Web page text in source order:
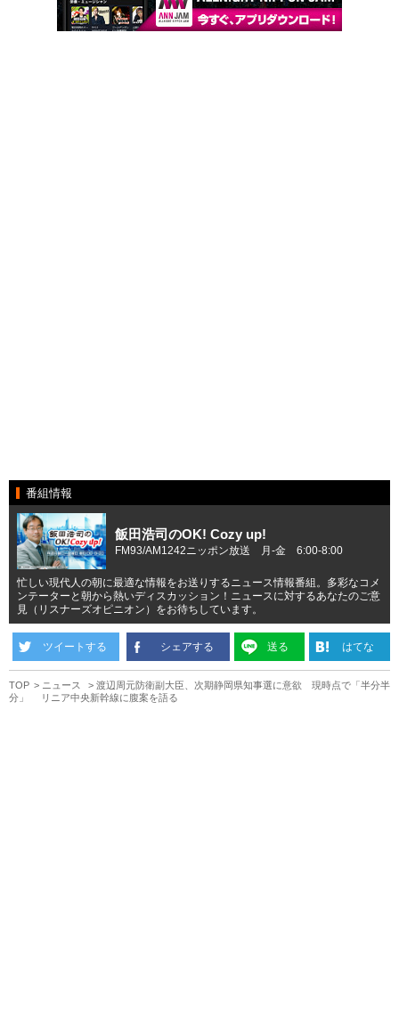
番組情報
飯田浩司のOK! Cozy up!
FM93/AM1242ニッポン放送 月-金 6:00-8:00
忙しい現代人の朝に最適な情報をお送りするニュース情報番組。多彩なコメ
ンテーターと朝から熱いディスカッション！ニュースに対するあなたのご意
見（リスナーズオピニオン）をお待ちしています。
ツイートする シェアする 送る はてな
TOP ニュース
渡辺周元防衛副大臣、次期静岡県知事選に意欲 現時点で「半分半
分」 リニア中央新幹線に腹案を語る